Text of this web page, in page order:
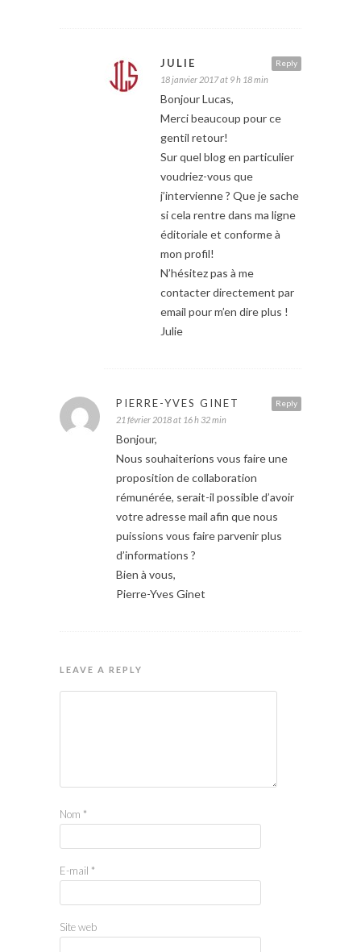
Reply
JULIE
18 janvier 2017 at 9 h 18 min
Bonjour Lucas,
Merci beaucoup pour ce
gentil retour!
Sur quel blog en particulier
voudriez-vous que
j’intervienne ? Que je sache
si cela rentre dans ma ligne
éditoriale et conforme à
mon profil!
N’hésitez pas à me
contacter directement par
email pour m’en dire plus !
Julie
Reply
PIERRE-YVES GINET
21 février 2018 at 16 h 32 min
Bonjour,
Nous souhaiterions vous faire une
proposition de collaboration
rémunérée, serait-il possible d’avoir
votre adresse mail afin que nous
puissions vous faire parvenir plus
d’informations ?
Bien à vous,
Pierre-Yves Ginet
LEAVE A REPLY
Nom *
E-mail *
Site web